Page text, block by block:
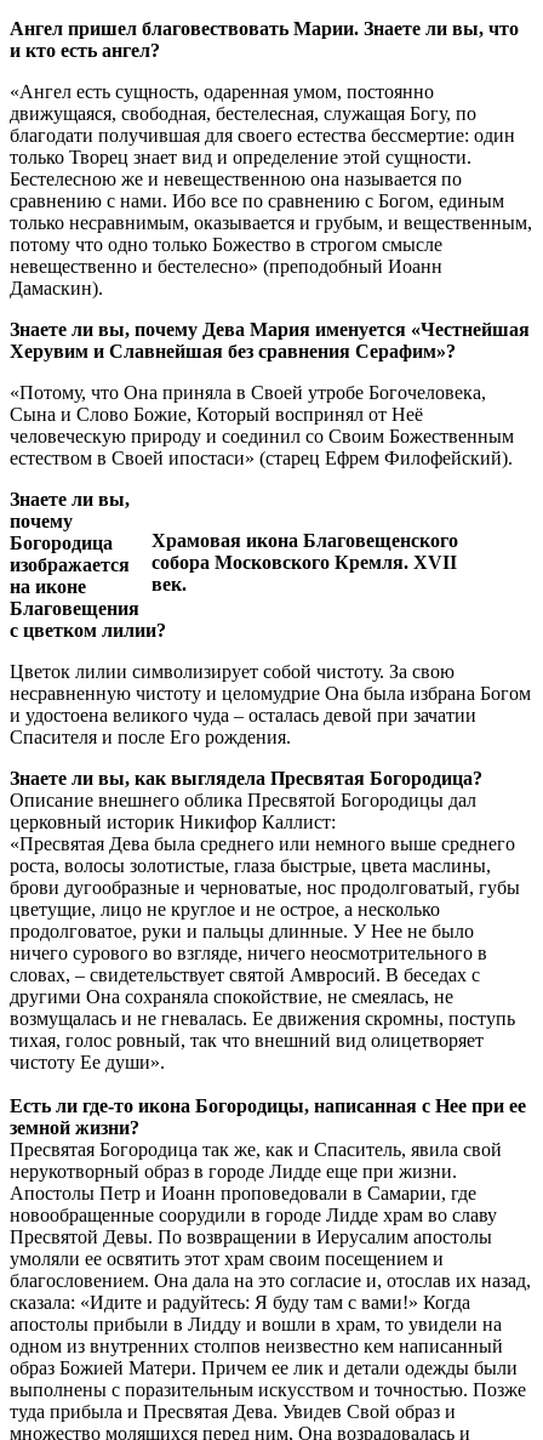
Ангел пришел благовествовать Марии. Знаете ли вы, что
и кто есть ангел?
«Ангел есть сущность, одаренная умом, постоянно
движущаяся, свободная, бестелесная, служащая Богу, по
благодати получившая для своего естества бессмертие: один
только Творец знает вид и определение этой сущности.
Бестелесною же и невещественною она называется по
сравнению с нами. Ибо все по сравнению с Богом, единым
только несравнимым, оказывается и грубым, и вещественным,
потому что одно только Божество в строгом смысле
невещественно и бестелесно» (преподобный Иоанн
Дамаскин).
Знаете ли вы, почему Дева Мария именуется «Честнейшая
Херувим и Славнейшая без сравнения Серафим»?
«Потому, что Она приняла в Своей утробе Богочеловека,
Сына и Слово Божие, Который воспринял от Неё
человеческую природу и соединил со Своим Божественным
естеством в Своей ипостаси» (старец Ефрем Филофейский).
Храмовая икона Благовещенского
собора Московского Кремля. XVII
век.
Знаете ли вы,
почему
Богородица
изображается
на иконе
Благовещения
с цветком лилии?
Цветок лилии символизирует собой чистоту. За свою
несравненную чистоту и целомудрие Она была избрана Богом
и удостоена великого чуда – осталась девой при зачатии
Спасителя и после Его рождения.
Знаете ли вы, как выглядела Пресвятая Богородица?
Описание внешнего облика Пресвятой Богородицы дал
церковный историк Никифор Каллист:
«Пресвятая Дева была среднего или немного выше среднего
роста, волосы золотистые, глаза быстрые, цвета маслины,
брови дугообразные и черноватые, нос продолговатый, губы
цветущие, лицо не круглое и не острое, а несколько
продолговатое, руки и пальцы длинные. У Нее не было
ничего сурового во взгляде, ничего неосмотрительного в
словах, – свидетельствует святой Амвросий. В беседах с
другими Она сохраняла спокойствие, не смеялась, не
возмущалась и не гневалась. Ее движения скромны, поступь
тихая, голос ровный, так что внешний вид олицетворяет
чистоту Ее души».
Есть ли где-то икона Богородицы, написанная с Нее при ее
земной жизни?
Пресвятая Богородица так же, как и Спаситель, явила свой
нерукотворный образ в городе Лидде еще при жизни.
Апостолы Петр и Иоанн проповедовали в Самарии, где
новообращенные соорудили в городе Лидде храм во славу
Пресвятой Девы. По возвращении в Иерусалим апостолы
умоляли ее освятить этот храм своим посещением и
благословением. Она дала на это согласие и, отослав их назад,
сказала: «Идите и радуйтесь: Я буду там с вами!» Когда
апостолы прибыли в Лидду и вошли в храм, то увидели на
одном из внутренних столпов неизвестно кем написанный
образ Божией Матери. Причем ее лик и детали одежды были
выполнены с поразительным искусством и точностью. Позже
туда прибыла и Пресвятая Дева. Увидев Свой образ и
множество молящихся перед ним, Она возрадовалась и